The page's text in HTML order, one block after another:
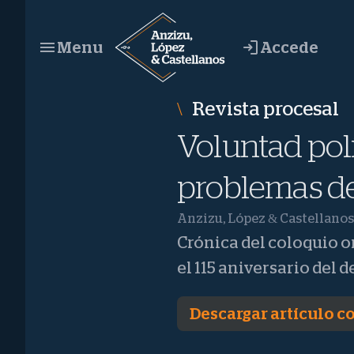
Menu Accede
Revista procesal
Voluntad
problemas
Anzizu, López & Castellanos
Crónica del coloquio
el 115 aniversario del
Descargar artículo